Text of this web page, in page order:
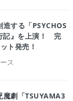
ス
する「PSYCHOS
記』を上演！ 完
ト発売！
魔劇「TSUYAMA3